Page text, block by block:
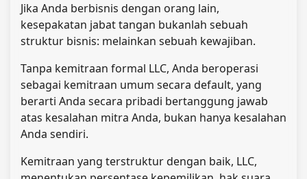
Jika Anda berbisnis dengan orang lain,
kesepakatan jabat tangan bukanlah sebuah
struktur bisnis: melainkan sebuah kewajiban.
Tanpa kemitraan formal LLC, Anda beroperasi
sebagai kemitraan umum secara default, yang
berarti Anda secara pribadi bertanggung jawab
atas kesalahan mitra Anda, bukan hanya kesalahan
Anda sendiri.
Kemitraan yang terstruktur dengan baik, LLC,